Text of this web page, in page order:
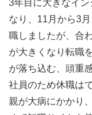
3年目に大きなイン
なり、11月から3
職しましたが、合
が大きくなり転職
が落ち込む、頭重
社員のため休職は
親が大病にかかり